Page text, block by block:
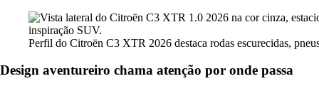
Perfil do Citroën C3 XTR 2026 destaca rodas escurecidas,
Design aventureiro chama atenção por onde passa